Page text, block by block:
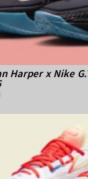
Harper x Nike